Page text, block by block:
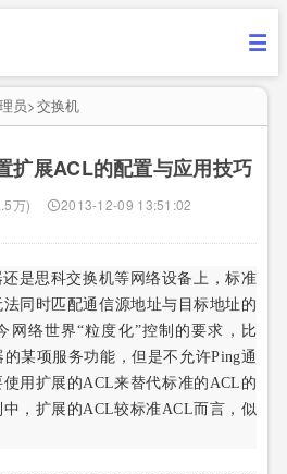
员>交换机
扩展ACL的配置与应用技巧
万) 2013-12-09 13:51:02
是思科交换机等网络设备上，标准
同时匹配通信源地址与目标地址的
网络世界“粒度化”控制的要求，比
某项服务功能，但是不允许Ping通
用扩展的ACL来替代标准的ACL的
，扩展的ACL较标准ACL而言，似